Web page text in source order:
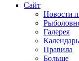
Сайт
Новости
Галерея
Календарь
Правила
Больше